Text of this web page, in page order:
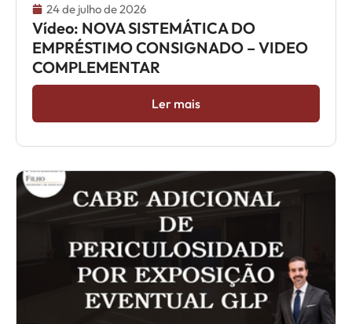
24 de julho de 2026
Vídeo: NOVA SISTEMÁTICA DO
EMPRÉSTIMO CONSIGNADO – VIDEO
COMPLEMENTAR
Ler mais